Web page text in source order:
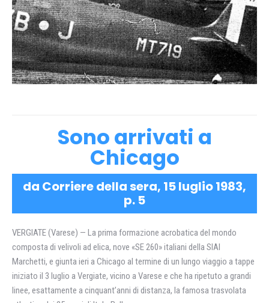
Sono arrivati a
Chicago
da Corriere della sera, 15 luglio 1983,
p. 5
VERGIATE (Varese) — La prima formazione acrobatica del mondo
composta di velivoli ad elica, nove «SE 260» italiani della SIAI
Marchetti, e giunta ieri a Chicago al termine di un lungo viaggio a tappe
iniziato il 3 luglio a Vergiate, vicino a Varese e che ha ripetuto a grandi
linee, esattamente a cinquant’anni di distanza, la famosa trasvolata